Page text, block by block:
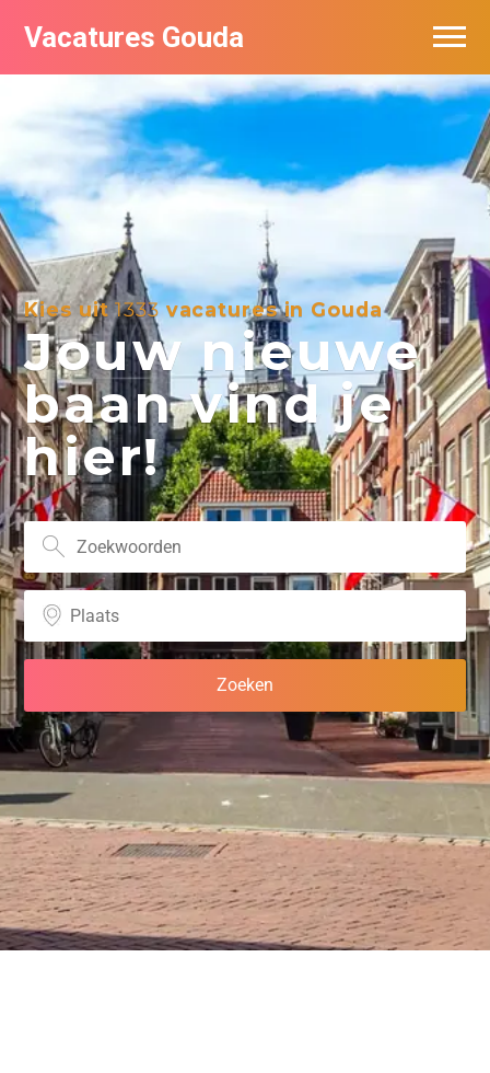
Vacatures Gouda
Kies uit1333vacatures in Gouda
Jouw nieuwe
baan vind je
hier!
Vacatures per bedrijf in Gouda
De populairste vacatures in Gouda